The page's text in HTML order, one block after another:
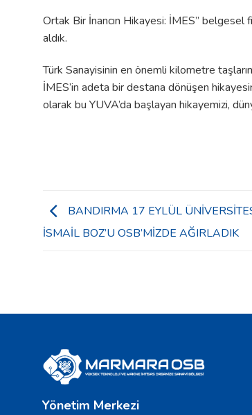
Ortak Bir İnancın Hikayesi: İMES” belgesel
aldık.
Türk Sanayisinin en önemli kilometre
İMES’in adeta bir destana dönüşen
olarak bu YUVA’da başlayan hikayemizi,
BANDIRMA 17 EYLÜL
İSMAİL BOZ’U OSB’MİZDE AĞIRLADIK
Yönetim Merkezi